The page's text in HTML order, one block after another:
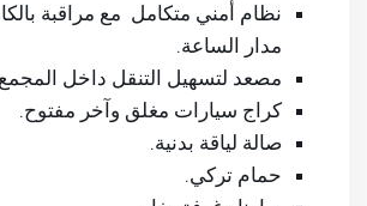
نظام أمني متكامل مع مراقبة
مدار الساعة.
مصعد لتسهيل التنقل داخل
كراج سيارات مغلق وآخر مفتوح.
صالة لياقة بدنية.
حمام تركي.